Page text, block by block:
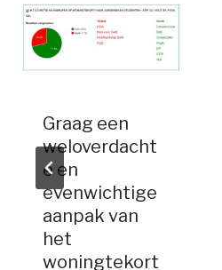
Graag een
weloverdacht
e en
evenwichtige
aanpak van
het
woningtekort